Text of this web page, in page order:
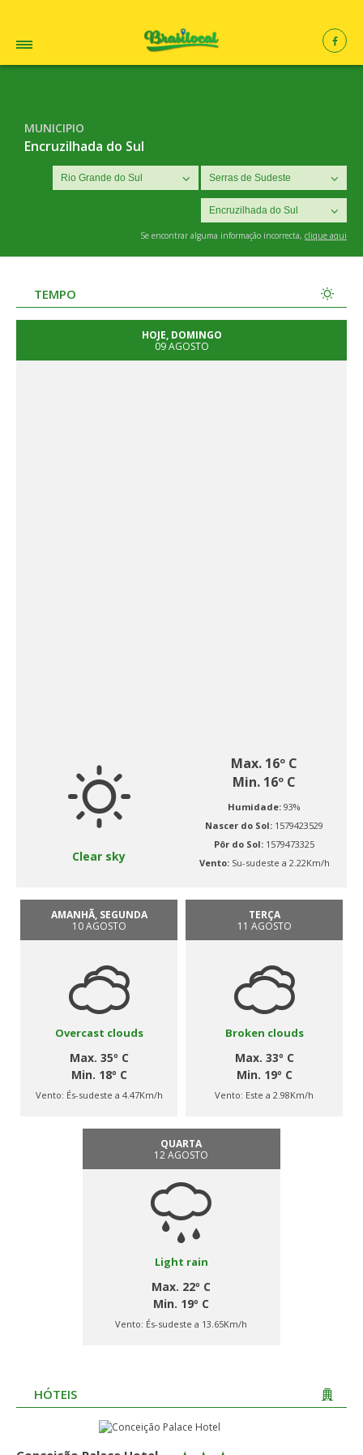
MUNICIPIO
Encruzilhada do Sul
Se encontrar alguma informação incorrecta, clique aqui
TEMPO
HOJE, DOMINGO
09 AGOSTO
Clear sky
Max. 16º C
Min. 16º C
Humidade: 93%
Nascer do Sol: 1579423529
Pôr do Sol: 1579473325
Vento: Su-sudeste a 2.22Km/h
AMANHÃ, SEGUNDA
10 AGOSTO
Overcast clouds
Max. 35º C
Min. 18º C
Vento: És-sudeste a 4.47Km/h
TERÇA
11 AGOSTO
Broken clouds
Max. 33º C
Min. 19º C
Vento: Este a 2.98Km/h
QUARTA
12 AGOSTO
Light rain
Max. 22º C
Min. 19º C
Vento: És-sudeste a 13.65Km/h
HÓTEIS